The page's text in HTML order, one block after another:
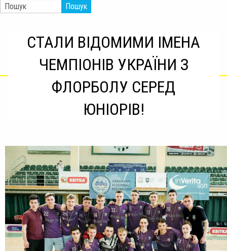
Пошук
СТАЛИ ВІДОМИМИ ІМЕНА
ЧЕМПІОНІВ УКРАЇНИ З
ФЛОРБОЛУ СЕРЕД
ЮНІОРІВ!